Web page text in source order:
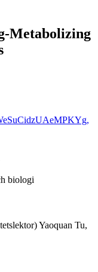
Metabolizing
biologi
Yaoquan Tu,